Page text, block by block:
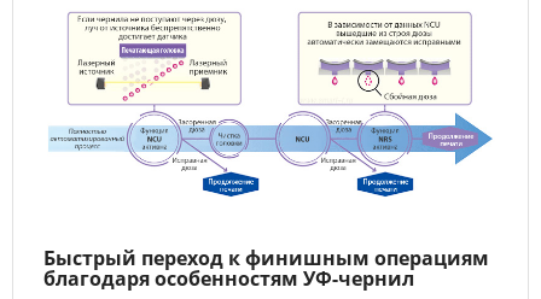
Быстрый переход к финишным операциям
благодаря особенностям УФ-чернил